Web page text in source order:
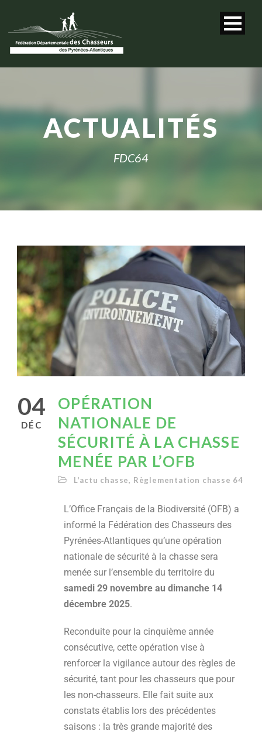
ACTUALITÉS
FDC64
04
DÉC
OPÉRATION
NATIONALE DE
SÉCURITÉ À LA CHASSE
MENÉE PAR L’OFB
L'actu chasse, Règlementation chasse 64
L’Office Français de la Biodiversité (OFB) a
informé la Fédération des Chasseurs des
Pyrénées-Atlantiques qu’une opération
nationale de sécurité à la chasse sera
menée sur l’ensemble du territoire du
samedi 29 novembre au dimanche 14
décembre 2025.
Reconduite pour la cinquième année
consécutive, cette opération vise à
renforcer la vigilance autour des règles de
sécurité, tant pour les chasseurs que pour
les non-chasseurs. Elle fait suite aux
constats établis lors des précédentes
saisons : la très grande majorité des